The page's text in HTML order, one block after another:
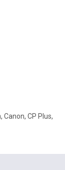
CP Plus,